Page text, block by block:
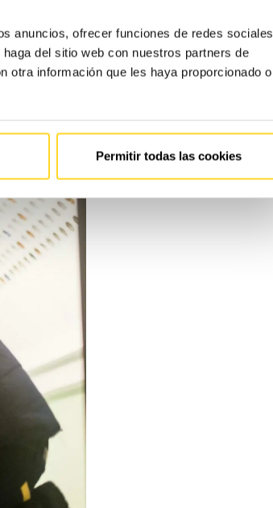
anuncios, ofrecer funciones de redes sociales
del sitio web con nuestros partners de
otra información que les haya proporcionado o
Permitir todas las cookies
los puntos de